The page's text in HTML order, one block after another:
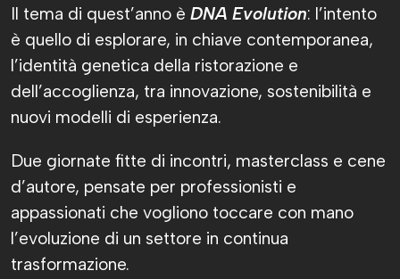
Il tema di quest’anno è DNA Evolution: l’intento
è quello di esplorare, in chiave contemporanea,
l’identità genetica della ristorazione e
dell’accoglienza, tra innovazione, sostenibilità e
nuovi modelli di esperienza.
Due giornate fitte di incontri, masterclass e cene
d’autore, pensate per professionisti e
appassionati che vogliono toccare con mano
l’evoluzione di un settore in continua
trasformazione.